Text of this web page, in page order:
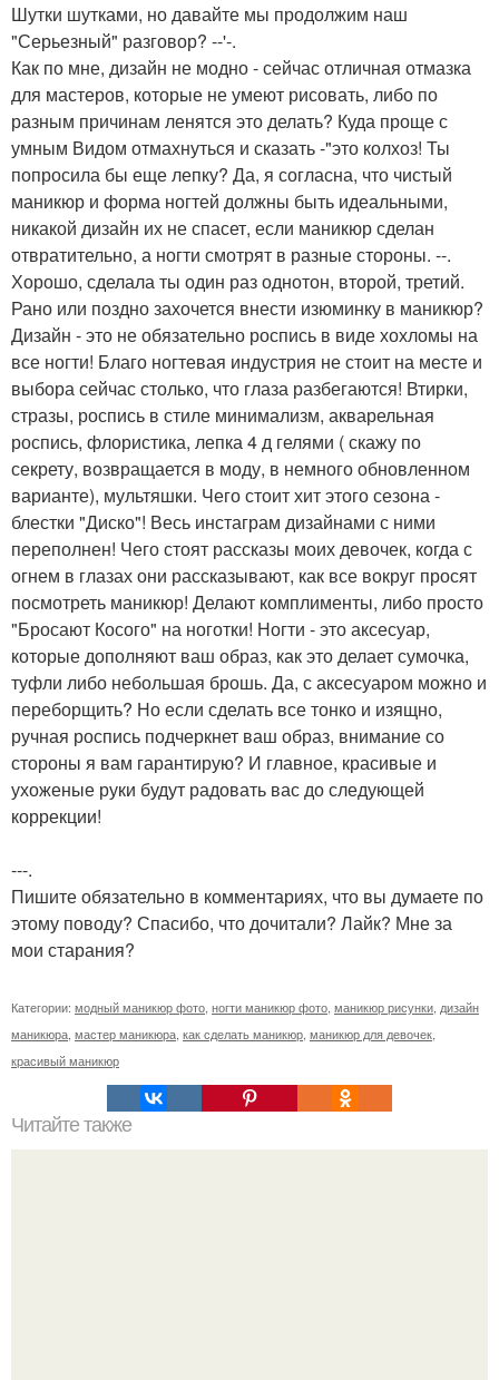
Шутки шутками, но давайте мы продолжим наш
"Серьезный" разговор? --'-.
Как по мне, дизайн не модно - сейчас отличная отмазка
для мастеров, которые не умеют рисовать, либо по
разным причинам ленятся это делать? Куда проще с
умным Видом отмахнуться и сказать -"это колхоз! Ты
попросила бы еще лепку? Да, я согласна, что чистый
маникюр и форма ногтей должны быть идеальными,
никакой дизайн их не спасет, если маникюр сделан
отвратительно, а ногти смотрят в разные стороны. --.
Хорошо, сделала ты один раз однотон, второй, третий.
Рано или поздно захочется внести изюминку в маникюр?
Дизайн - это не обязательно роспись в виде хохломы на
все ногти! Благо ногтевая индустрия не стоит на месте и
выбора сейчас столько, что глаза разбегаются! Втирки,
стразы, роспись в стиле минимализм, акварельная
роспись, флористика, лепка 4 д гелями ( скажу по
секрету, возвращается в моду, в немного обновленном
варианте), мультяшки. Чего стоит хит этого сезона -
блестки "Диско"! Весь инстаграм дизайнами с ними
переполнен! Чего стоят рассказы моих девочек, когда с
огнем в глазах они рассказывают, как все вокруг просят
посмотреть маникюр! Делают комплименты, либо просто
"Бросают Косого" на ноготки! Ногти - это аксесуар,
которые дополняют ваш образ, как это делает сумочка,
туфли либо небольшая брошь. Да, с аксесуаром можно и
переборщить? Но если сделать все тонко и изящно,
ручная роспись подчеркнет ваш образ, внимание со
стороны я вам гарантирую? И главное, красивые и
ухоженые руки будут радовать вас до следующей
коррекции!
---.
Пишите обязательно в комментариях, что вы думаете по
этому поводу? Спасибо, что дочитали? Лайк? Мне за
мои старания?
Категории: модный маникюр фото ногти маникюр фото маникюр рисунки дизайн
маникюра мастер маникюра как сделать маникюр маникюр для девочек
красивый маникюр
Читайте также